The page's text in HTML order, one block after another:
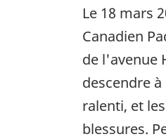
Le 18 mars
Canadien
de l'avenue
descendre
ralenti, et
blessures.